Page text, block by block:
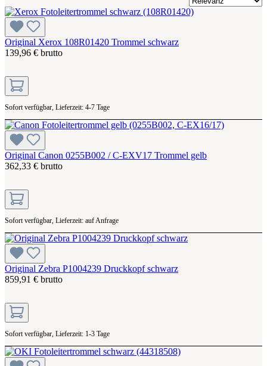
Original Xerox 108R01420 Trommel schwarz
139,96 € brutto
Sofort verfügbar, Lieferzeit: 4-7 Tage
Original Canon 0255B002 / C-EXV17 Trommel gelb
362,33 € brutto
Sofort verfügbar, Lieferzeit: auf Anfrage
Original Zebra P1004239 Druckkopf schwarz
859,91 € brutto
Sofort verfügbar, Lieferzeit: 1-3 Tage